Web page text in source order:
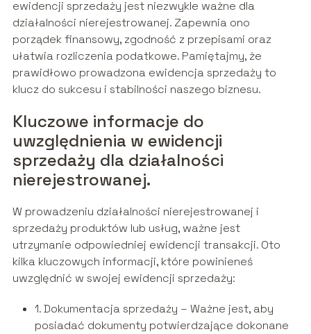
ewidencji sprzedaży jest niezwykle ważne dla
działalności nierejestrowanej. Zapewnia ono
porządek finansowy, zgodność z przepisami oraz
ułatwia rozliczenia podatkowe. Pamiętajmy, że
prawidłowo prowadzona ewidencja sprzedaży to
klucz do sukcesu i stabilności naszego biznesu.
Kluczowe informacje do
uwzględnienia w ewidencji
sprzedaży dla działalności
nierejestrowanej.
W prowadzeniu działalności nierejestrowanej i
sprzedaży produktów lub usług, ważne jest
utrzymanie odpowiedniej ewidencji transakcji. Oto
kilka kluczowych informacji, które powinieneś
uwzględnić w swojej ewidencji sprzedaży:
1. Dokumentacja sprzedaży – Ważne jest, aby
posiadać dokumenty potwierdzające dokonane